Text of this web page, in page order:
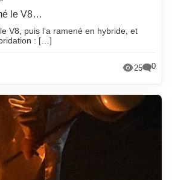
le V8…
V8, puis l’a ramené en hybride, et
: […]
25 0